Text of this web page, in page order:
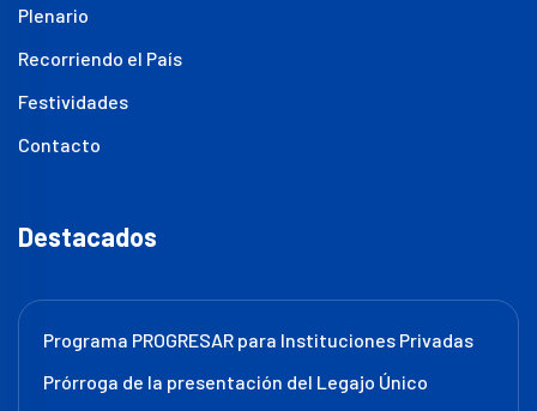
Plenario
Recorriendo el País
Festividades
Contacto
Destacados
Programa PROGRESAR para Instituciones Privadas
Prórroga de la presentación del Legajo Único